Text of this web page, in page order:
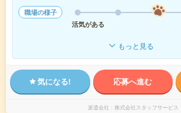
職場の様子
活気がある
もっと見る
気になる! 応募へ進む
派遣会社 株式会社スタッフサービス